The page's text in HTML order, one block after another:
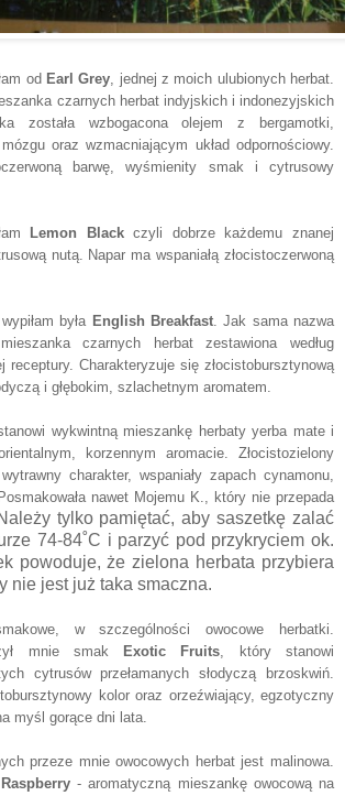
od Earl Grey, jednej z moich ulubionych herbat.
czarnych herbat indyjskich i indonezyjskich
została wzbogacona olejem z bergamotki,
oraz wzmacniającym układ odpornościowy.
barwę, wyśmienity smak i cytrusowy
Lemon Blackczyli dobrze każdemu znanej
nutą. Napar ma wspaniałą złocistoczerwoną
była English Breakfast. Jak sama nazwa
czarnych herbat zestawiona według
receptury. Charakteryzuje się złocistobursztynową
i głębokim, szlachetnym aromatem.
wykwintną mieszankę herbaty yerba mate i
korzennym aromacie. Złocistozielony
charakter, wspaniały zapach cynamonu,
nawet Mojemu K., który nie przepada
tylko pamiętać, aby saszetkę zalać
74-84˚C i parzyć pod przykryciem ok.
powoduje, że zielona herbata przybiera
nie jest już taka smaczna.
w szczególności owocowe herbatki.
mnie smak
Exotic Fruits, który stanowi
cytrusów przełamanych słodyczą brzoskwiń.
kolor oraz orzeźwiający, egzotyczny
myśl gorące dni lata.
przeze mnie owocowych herbat jest malinowa.
Raspberry- aromatyczną mieszankę owocową na